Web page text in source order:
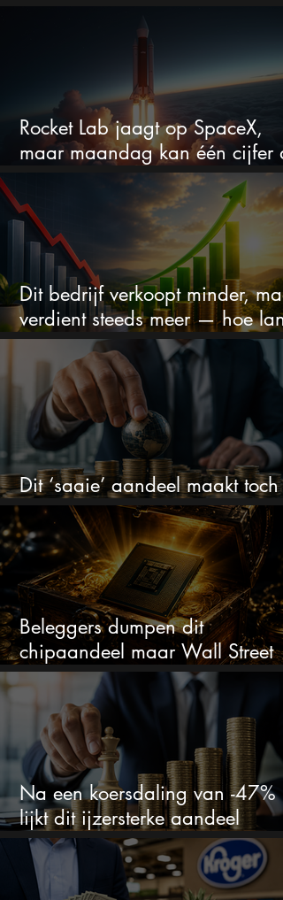
Rocket Lab jaagt op SpaceX,
maar maandag kan één cijfer
droom doorprikken?
Dit bedrijf verkoopt minder,
verdient steeds meer — hoe
kan dit sprookje doorgaan?
Dit ‘saaie’ aandeel maakt toch
bizar veel winst
Beleggers dumpen dit
chipaandeel maar Wall Street
ziet een zeldzame koopkans
Na een koersdaling van -47%
lijkt dit ijzersterke aandeel
aantrekkelijker dan ooit